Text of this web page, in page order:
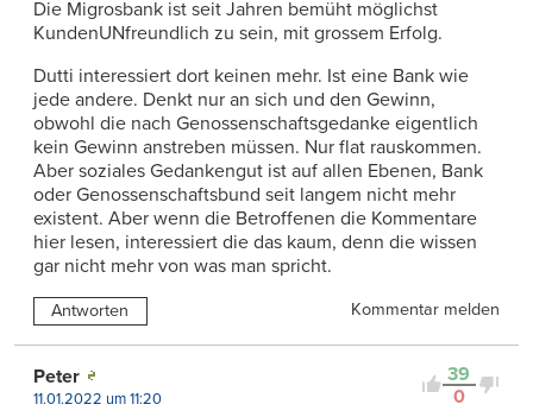
Die Migrosbank ist seit Jahren bemüht möglichst
KundenUNfreundlich zu sein, mit grossem Erfolg.
Dutti interessiert dort keinen mehr. Ist eine Bank wie
jede andere. Denkt nur an sich und den Gewinn,
obwohl die nach Genossenschaftsgedanke eigentlich
kein Gewinn anstreben müssen. Nur flat rauskommen.
Aber soziales Gedankengut ist auf allen Ebenen, Bank
oder Genossenschaftsbund seit langem nicht mehr
existent. Aber wenn die Betroffenen die Kommentare
hier lesen, interessiert die das kaum, denn die wissen
gar nicht mehr von was man spricht.
Antworten Kommentar melden
39
0
Peter
11.01.2022 um 11:20